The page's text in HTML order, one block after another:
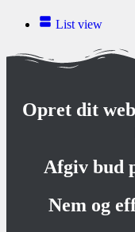
List view
Opret dit
Afgiv bud
Nem og